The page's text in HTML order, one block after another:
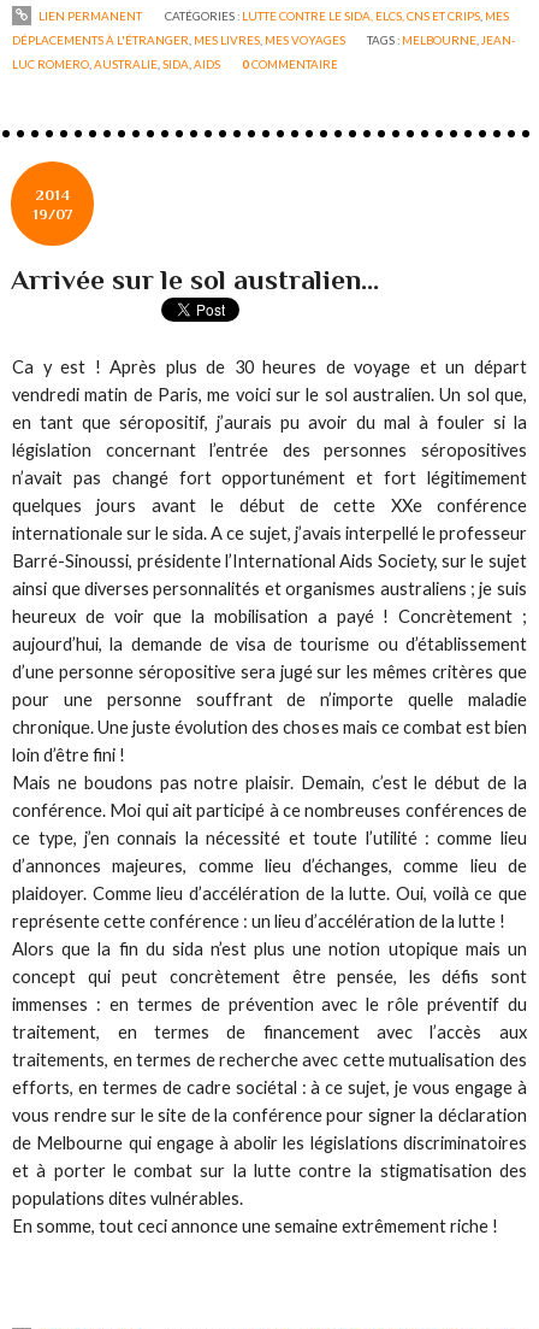
LIEN PERMANENT CATÉGORIES : LUTTE CONTRE LE SIDA, ELCS, CNS ET CRIPS, MES
DÉPLACEMENTS À L'ÉTRANGER, MES LIVRES, MES VOYAGES TAGS : MELBOURNE,JEAN-
LUC ROMERO,AUSTRALIE,SIDA,AIDS 0COMMENTAIRE
2014
19/07
Arrivée sur le sol australien...
Ca y est ! Après plus de 30 heures de voyage et un départ
vendredi matin de Paris, me voici sur le sol australien. Un sol que,
en tant que séropositif, j’aurais pu avoir du mal à fouler si la
législation concernant l’entrée des personnes séropositives
n’avait pas changé fort opportunément et fort légitimement
quelques jours avant le début de cette XXe conférence
internationale sur le sida. A ce sujet, j’avais interpellé le professeur
Barré-Sinoussi, présidente l’International Aids Society, sur le sujet
ainsi que diverses personnalités et organismes australiens ; je suis
heureux de voir que la mobilisation a payé ! Concrètement ;
aujourd’hui, la demande de visa de tourisme ou d’établissement
d’une personne séropositive sera jugé sur les mêmes critères que
pour une personne souffrant de n’importe quelle maladie
chronique. Une juste évolution des choses mais ce combat est bien
loin d’être fini !
Mais ne boudons pas notre plaisir. Demain, c’est le début de la
conférence. Moi qui ait participé à ce nombreuses conférences de
ce type, j’en connais la nécessité et toute l’utilité : comme lieu
d’annonces majeures, comme lieu d’échanges, comme lieu de
plaidoyer. Comme lieu d’accélération de la lutte. Oui, voilà ce que
représente cette conférence : un lieu d’accélération de la lutte !
Alors que la fin du sida n’est plus une notion utopique mais un
concept qui peut concrètement être pensée, les défis sont
immenses : en termes de prévention avec le rôle préventif du
traitement, en termes de financement avec l’accès aux
traitements, en termes de recherche avec cette mutualisation des
efforts, en termes de cadre sociétal : à ce sujet, je vous engage à
vous rendre sur le site de la conférence pour signer la déclaration
de Melbourne qui engage à abolir les législations discriminatoires
et à porter le combat sur la lutte contre la stigmatisation des
populations dites vulnérables.
En somme, tout ceci annonce une semaine extrêmement riche !